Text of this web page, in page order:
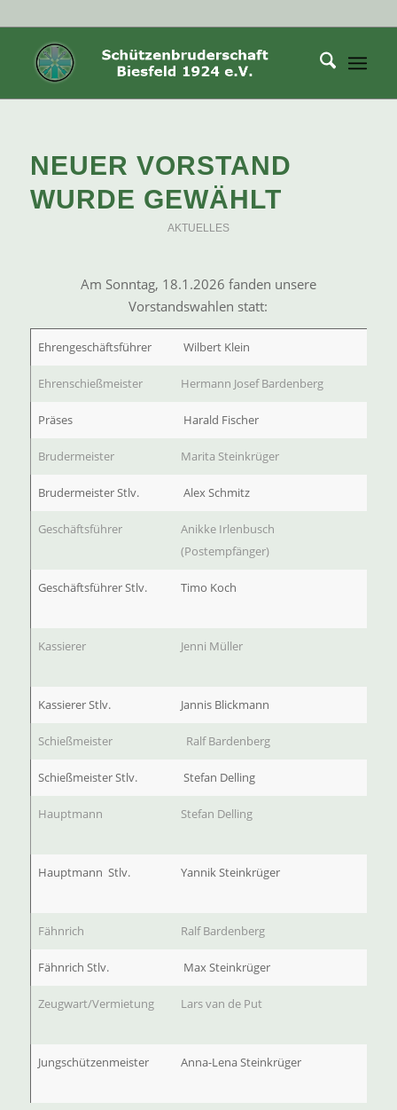
NEUER VORSTAND
WURDE GEWÄHLT
AKTUELLES
Am Sonntag, 18.1.2026 fanden unsere
Vorstandswahlen statt:
Ehrengeschäftsführer Wilbert Klein
Ehrenschießmeister Hermann Josef Bardenberg
Präses Harald Fischer
Brudermeister Marita Steinkrüger
Brudermeister Stlv. Alex Schmitz
Geschäftsführer
Anikke Irlenbusch
(Postempfänger)
Geschäftsführer Stlv. Timo Koch
Kassierer Jenni Müller
Kassierer Stlv. Jannis Blickmann
Schießmeister Ralf Bardenberg
Schießmeister Stlv. Stefan Delling
Hauptmann Stefan Delling
Hauptmann Stlv. Yannik Steinkrüger
Fähnrich Ralf Bardenberg
Fähnrich Stlv. Max Steinkrüger
Zeugwart/Vermietung Lars van de Put
Jungschützenmeister Anna-Lena Steinkrüger